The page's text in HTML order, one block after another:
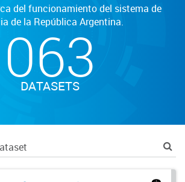
del funcionamiento del sistema de
de la República Argentina.
063
DATASETS